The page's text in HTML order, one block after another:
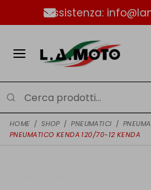
Assistenza:
HOME / SHOP / PNEUMATICI /
PNEUMATICO KENDA 120/70-12 KENDA